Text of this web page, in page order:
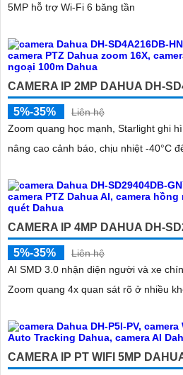
5MP hỗ trợ Wi-Fi 6 băng tần
CAMERA IP 2MP DAHUA DH-
5%-35%
Liên hệ
Zoom quang học mạnh, Starlight ghi
nâng cao cảnh báo, chịu nhiệt -40°C
CAMERA IP 4MP DAHUA DH-
5%-35%
Liên hệ
AI SMD 3.0 nhận diện người và xe
Zoom quang 4x quan sát rõ ở nhiều
CAMERA IP PT WIFI 5MP